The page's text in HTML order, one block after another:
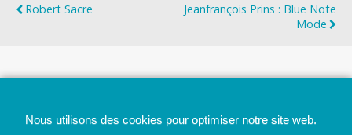
Robert Sacre
Jeanfrançois Prins : Blue Note
Mode
Nous utilisons des cookies pour optimiser notre site web.